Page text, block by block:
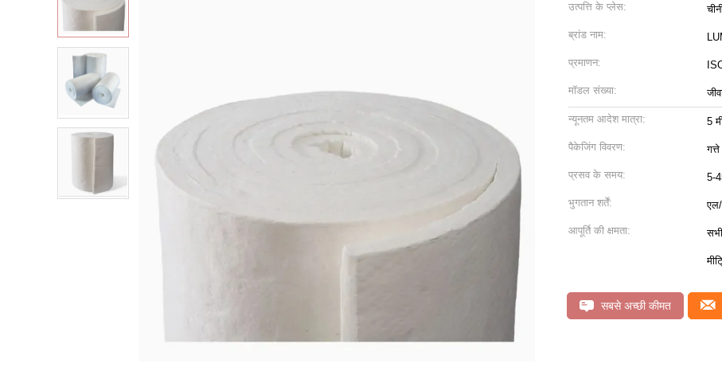
उत्पत्ति के प्लेस:
ब्रांड नाम:
प्रमाणन:
मॉडल संख्या:
न्यूनतम आदेश मात्रा: 5
पैकेजिंग विवरण:
प्रसव के समय: 5-
भुगतान शर्तें: एल/
आपूर्ति की क्षमता:
सबसे अच्छी कीमत